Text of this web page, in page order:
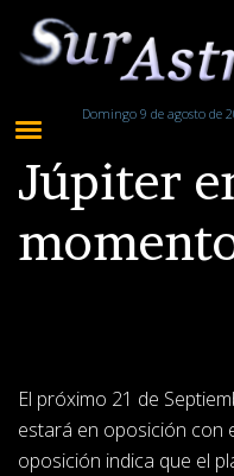
Domingo 9 de agosto de
Júpiter
El próximo 21 de
estará en oposición con
oposición indica que el